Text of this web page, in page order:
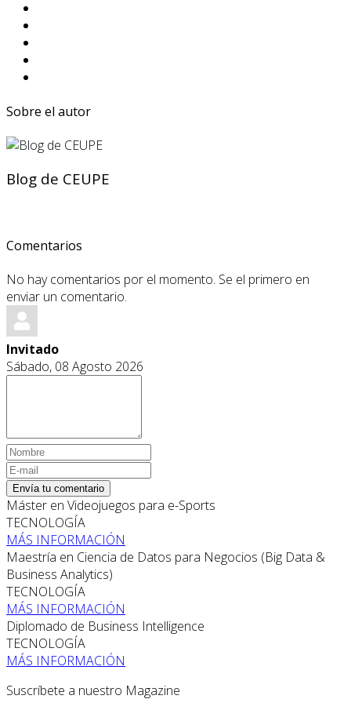
Sobre el autor
Blog de CEUPE
Comentarios
No hay comentarios por el momento. Se el primero en
enviar un comentario.
Invitado
Sábado, 08 Agosto 2026
Envía tu comentario
Máster en Videojuegos para e-Sports
TECNOLOGÍA
MÁS INFORMACIÓN
Maestría en Ciencia de Datos para Negocios (Big Data &
Business Analytics)
TECNOLOGÍA
MÁS INFORMACIÓN
Diplomado de Business Intelligence
TECNOLOGÍA
MÁS INFORMACIÓN
Suscríbete a nuestro Magazine